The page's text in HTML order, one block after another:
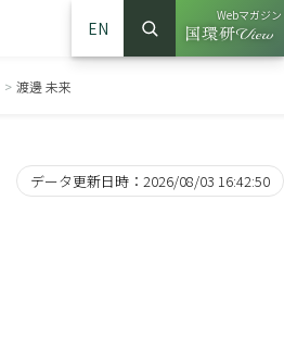
EN
サイト内検索
検索
Webマガジン
（別ウイ
> 渡邊 未来
データ更新日時：2026/08/03 16:42:50